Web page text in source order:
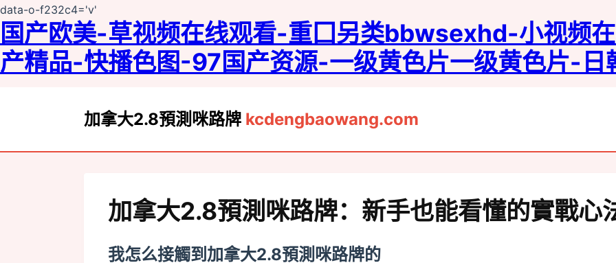
data-o-f232c4='v'
国产欧美-草视频在线观看-重囗另类bbwseⅹhd-小视频
产精品-快播色图-97国产资源-一级黄色片一级黄色片-日
加拿大2.8預測咪路牌 kcdengbaowang.com
加拿大2.8預測咪路牌：新手也能看懂的實戰心
我怎么接觸到加拿大2.8預測咪路牌的